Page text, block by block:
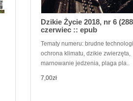
Dzikie Życie 2018, nr 6
czerwiec :: epub
Tematy numeru: brudne
ochrona klimatu, dzikie zwierzęta,
marnowanie jedzenia, plaga pla..
7,00zł